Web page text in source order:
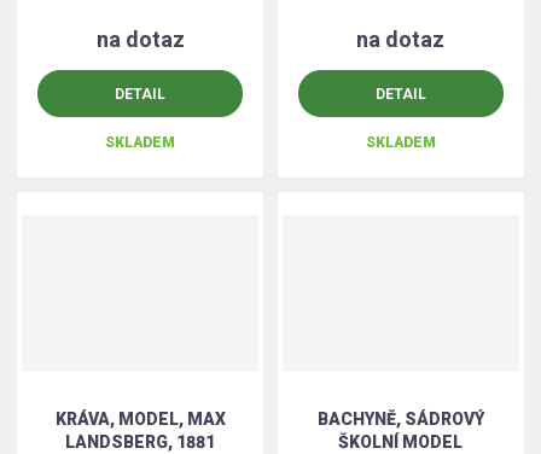
na dotaz
DETAIL
SKLADEM
na dotaz
DETAIL
SKLADEM
KRÁVA, MODEL, MAX
LANDSBERG, 1881
BACHYNĚ, SÁDROVÝ
ŠKOLNÍ MODEL